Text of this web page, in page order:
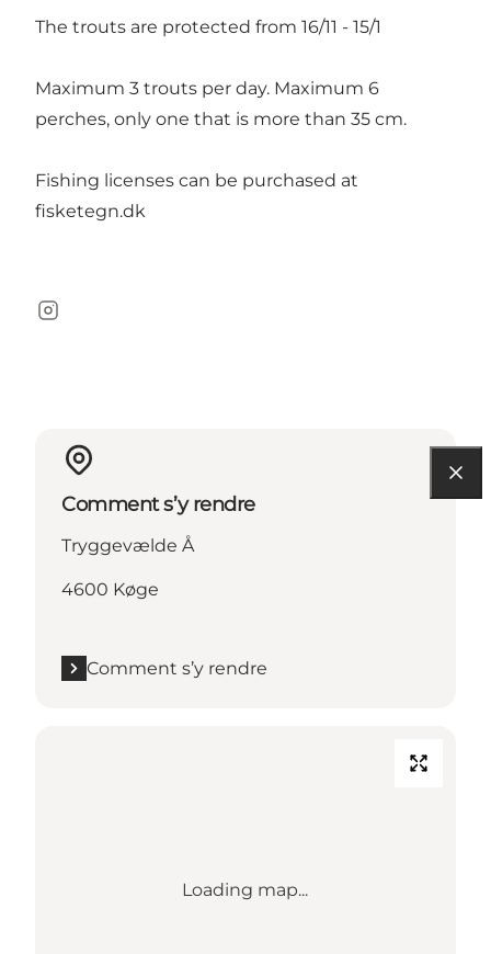
The trouts are protected from 16/11 - 15/1
Maximum 3 trouts per day. Maximum 6
perches, only one that is more than 35 cm.
Fishing licenses can be purchased at
fisketegn.dk
Instagram
Comment s’y rendre
Tryggevælde Å
4600 Køge
Comment s’y rendre
Loading map...